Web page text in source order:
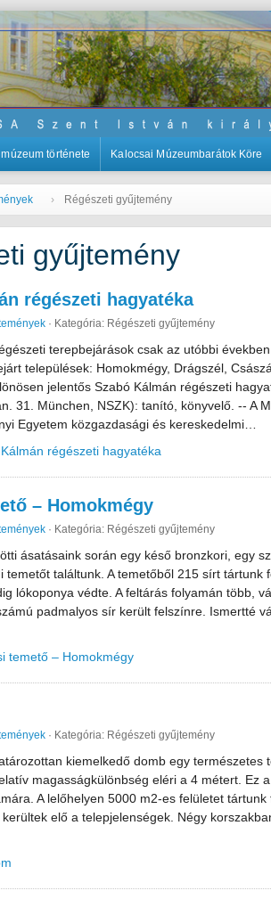
múzeum története Kalocsai Múzeumbarátok Köre
Régészeti gyűjtemény
gyűjtemény
régészeti hagyatéka
· Kategória: Régészeti gyűjtemény
terepbejárások csak az utóbbi
települések: Homokmégy, Drágszél,
jelentős Szabó Kálmán régészeti
31. München, NSZK): tanító, könyvelő. -- A
Egyetem közgazdasági és kereskedelmi…
régészeti hagyatéka
– Homokmégy
· Kategória: Régészeti gyűjtemény
ásatásaink során egy késő bronzkori, egy
temetőt találtunk. A temetőből 215 sírt tártunk
lókoponya védte. A feltárás folyamán több,
padmalyos sír került felszínre. Ismertté
temető – Homokmégy
· Kategória: Régészeti gyűjtemény
kiemelkedő domb egy természetes
magasságkülönbség eléri a 4 métert. Ez
A lelőhelyen 5000 m2-es felületet
elő a telepjelenségek. Négy